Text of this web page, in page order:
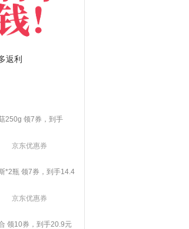
返利
250g 领7券，到手
京东优惠券
*2瓶 领7券，到手14.4
京东优惠券
领10券，到手20.9元